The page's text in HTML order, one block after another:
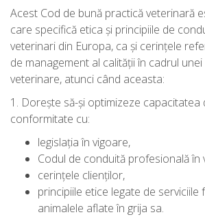
Acest Cod de bună practică veterinară
care specifică etica şi principiile de
veterinari din Europa, ca şi cerinţele
de management al calităţii în cadrul
veterinare, atunci când aceasta:
1. Doreşte să-şi optimizeze capacitatea
conformitate cu:
legislaţia în vigoare,
Codul de conduită profesională în
cerinţele clienţilor,
principiile etice legate de serviciile
animalele aflate în grija sa.